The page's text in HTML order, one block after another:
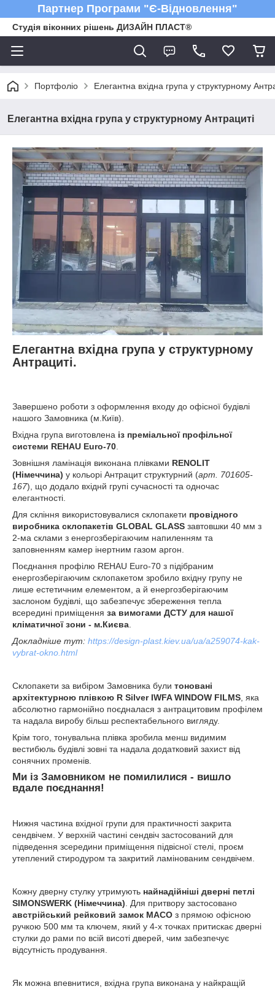
Партнер Програми "Є-Відновлення"
Студія віконних рішень ДИЗАЙН ПЛАСТ®
Портфоліо Елегантна вхідна група у структурному
Елегантна вхідна група у структурному Антрациті
Елегантна вхідна група у структурному
Антрациті.
Завершено роботи з оформлення входу до офісної будівлі
нашого Замовника (м.Київ).
Вхідна група виготовлена ​​ із преміальної профільної
системи REHAU Euro-70.
Зовнішня ламінація виконана плівками RENOLIT
(Німеччина) у кольорі Антрацит структурний (арт. 701605-
167), що додало вхіднй групі сучасності та одночас
елегантності.
Для скління використовувалися склопакети провідного
виробника склопакетів GLOBAL GLASS завтовшки 40 мм з
2-ма склами з енергозберігаючим напиленням та
заповненням камер інертним газом аргон.
Поєднання профілю REHAU Euro-70 з підібраним
енергозберігаючим склопакетом зробило вхідну групу не
лише естетичним елементом, а й енергозберігаючим
заслоном будівлі, що забезпечує збереження тепла
всередині приміщення за вимогами ДСТУ для нашої
кліматичної зони - м.Києва.
Докладніше тут: https://design-plast.kiev.ua/ua/a259074-kak-
vybrat-okno.html
Склопакети за вибіром Замовника були тоновані
архітектурною плівкою R Silver IWFA WINDOW FILMS, яка
абсолютно гармонійно поєдналася з антрацитовим профілем
та надала виробу більш респектабельного вигляду.
Крім того, тонувальна плівка зробила менш видимим
вестибюль будівлі зовні та надала додатковий захист від
сонячних променів.
Ми із Замовником не помилилися - вишло
вдале поєднання!
Нижня частина вхідної групи для практичності закрита
сендвічем. У верхній частині сендвіч застосований для
підведення зсередини приміщення підвісної стелі, проєм
утеплений стиродуром та закритий ламінованим сендвічем.
Кожну дверну стулку утримують найнадійніші дверні петлі
SIMONSWERK (Німеччина) . Для притвору застосовано
австрійський рейковий замок MACO з прямою офісною
ручкою 500 мм та ключем, який у 4-х точках притискає дверні
стулки до рами по всій висоті дверей, чим забезпечує
відсутність продування.
Як можна впевнитися, вхідна група виконана у найкращій